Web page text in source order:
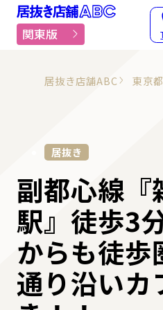
居抜き物件
関東版
居抜き店舗ABC 東京都
居抜き
副都心線『
駅』徒歩3
からも徒歩
通り沿いカ